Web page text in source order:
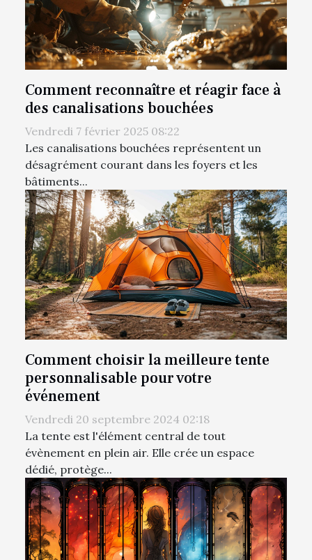
Comment reconnaître et réagir face à
des canalisations bouchées
Vendredi 7 février 2025 08:22
Les canalisations bouchées représentent un
désagrément courant dans les foyers et les
bâtiments...
Comment choisir la meilleure tente
personnalisable pour votre
événement
Vendredi 20 septembre 2024 02:18
La tente est l'élément central de tout
évènement en plein air. Elle crée un espace
dédié, protège...